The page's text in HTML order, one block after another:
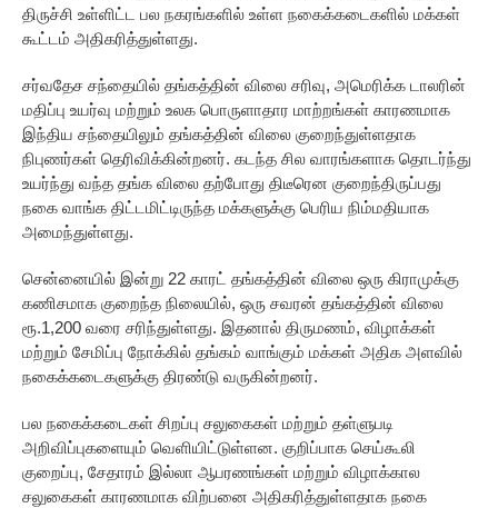
திருச்சி உள்ளிட்ட பல நகரங்களில் உள்ள நகைக்கடைகளில் மக்கள்
கூட்டம் அதிகரித்துள்ளது.
சர்வதேச சந்தையில் தங்கத்தின் விலை சரிவு, அமெரிக்க டாலரின்
மதிப்பு உயர்வு மற்றும் உலக பொருளாதார மாற்றங்கள் காரணமாக
இந்திய சந்தையிலும் தங்கத்தின் விலை குறைந்துள்ளதாக
நிபுணர்கள் தெரிவிக்கின்றனர். கடந்த சில வாரங்களாக தொடர்ந்து
உயர்ந்து வந்த தங்க விலை தற்போது திடீரென குறைந்திருப்பது
நகை வாங்க திட்டமிட்டிருந்த மக்களுக்கு பெரிய நிம்மதியாக
அமைந்துள்ளது.
சென்னையில் இன்று 22 காரட் தங்கத்தின் விலை ஒரு கிராமுக்கு
கணிசமாக குறைந்த நிலையில், ஒரு சவரன் தங்கத்தின் விலை
ரூ.1,200 வரை சரிந்துள்ளது. இதனால் திருமணம், விழாக்கள்
மற்றும் சேமிப்பு நோக்கில் தங்கம் வாங்கும் மக்கள் அதிக அளவில்
நகைக்கடைகளுக்கு திரண்டு வருகின்றனர்.
பல நகைக்கடைகள் சிறப்பு சலுகைகள் மற்றும் தள்ளுபடி
அறிவிப்புகளையும் வெளியிட்டுள்ளன. குறிப்பாக செய்கூலி
குறைப்பு, சேதாரம் இல்லா ஆபரணங்கள் மற்றும் விழாக்கால
சலுகைகள் காரணமாக விற்பனை அதிகரித்துள்ளதாக நகை